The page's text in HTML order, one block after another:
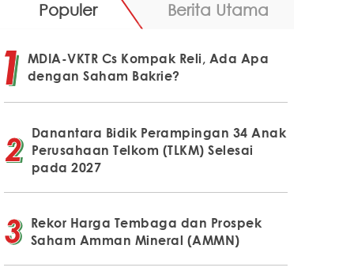
Populer Berita Utama
MDIA-VKTR Cs Kompak Reli, Ada Apa
dengan Saham Bakrie?
Danantara Bidik Perampingan 34 Anak
Perusahaan Telkom (TLKM) Selesai
pada 2027
Rekor Harga Tembaga dan Prospek
Saham Amman Mineral (AMMN)